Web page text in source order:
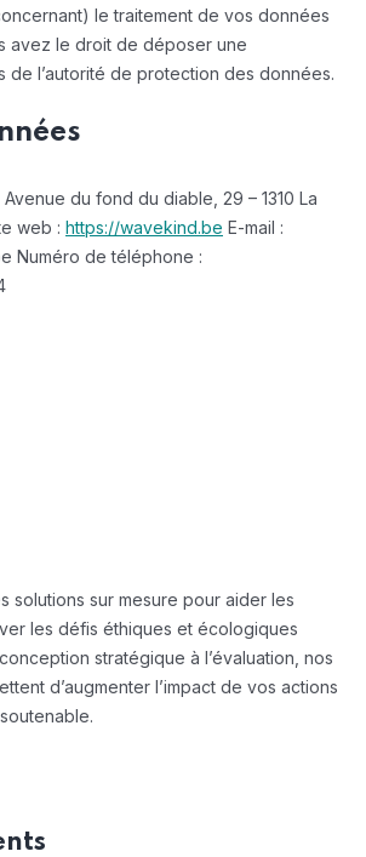
le traitement de vos données
avez le droit de déposer une
de l’autorité de protection des données.
Avenue du fond du diable, 29 – 1310 La
web : https://wavekind.be E-mail :
Numéro de téléphone :
solutions sur mesure pour aider les
les défis éthiques et écologiques
stratégique à l’évaluation, nos
d’augmenter l’impact de vos actions